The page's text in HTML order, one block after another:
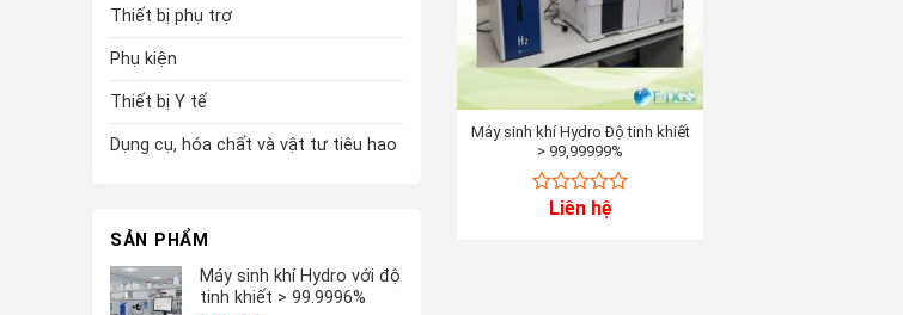
Thiết bị phụ trợ
Phụ kiện
Thiết bị Y tế
Dụng cụ, hóa chất và vật tư tiêu hao
SẢN PHẨM
Máy sinh khí Hydro với độ
tinh khiết > 99.9996%
Máy sinh khí Hydro Độ tinh khiết
> 99,99999%
Liên hệ